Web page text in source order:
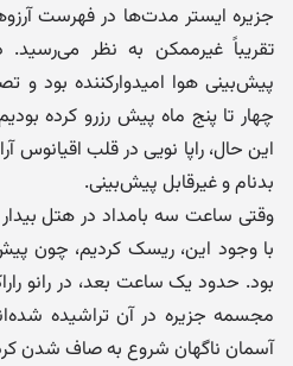
جزیره ایستر مدت‌ها در فهرست
تقریباً غیرممکن به نظر
پیش‌بینی هوا امیدوارکننده بود و
چهار تا پنج ماه پیش رزرو کرده
این حال، راپا نویی در قلب اقیانوس
بدنام و غیرقابل پیش‌بینی.
وقتی ساعت سه بامداد در هتل
با وجود این، ریسک کردیم، چون
مجسمه جزیره در آن تراشیده
آسمان ناگهان شروع به صاف شدن